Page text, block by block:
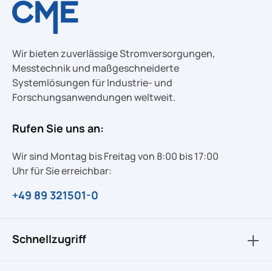
Wir bieten zuverlässige Stromversorgungen,
Messtechnik und maßgeschneiderte
Systemlösungen für Industrie- und
Forschungsanwendungen weltweit.
Rufen Sie uns an:
Wir sind Montag bis Freitag von 8:00 bis 17:00
Uhr für Sie erreichbar:
+49 89 321501-0
Schnellzugriff